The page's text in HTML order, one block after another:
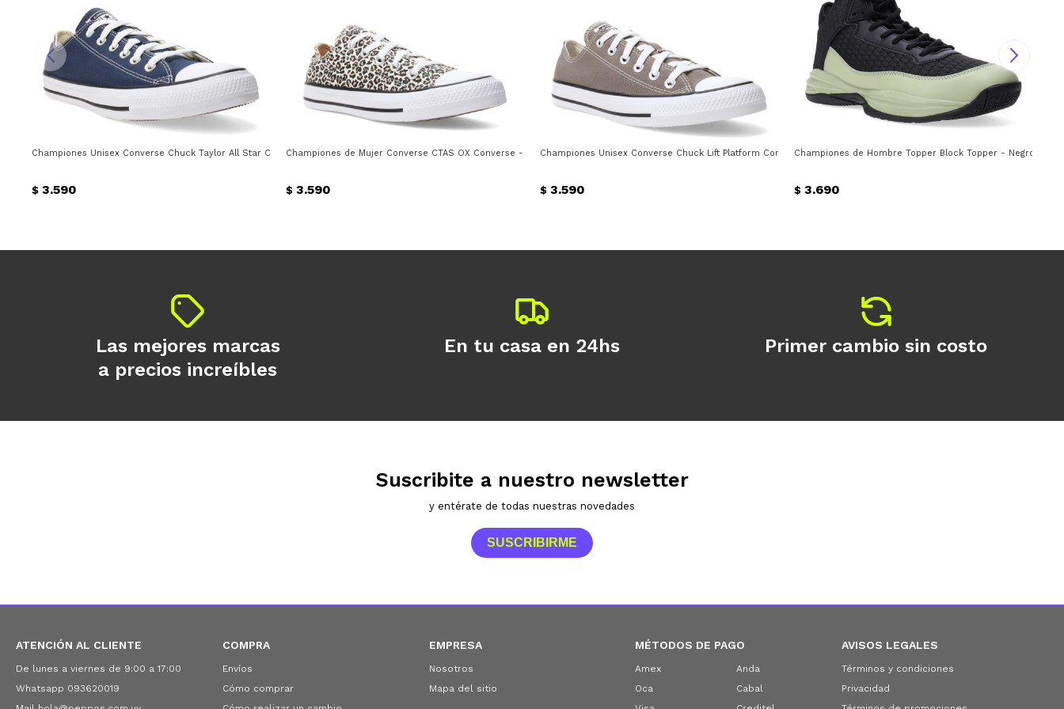
Championes Unisex Converse Chuck Taylor All Star Converse - Azul Marino - Negro - Blanco
$ 3.590
Championes de Mujer Converse CTAS OX Converse - Leopardo
$ 3.590
Championes Unisex Converse Chuck Lift Platform Converse - Taupe
$ 3.590
Championes de Hombre Topper Block Topper - Negro -
$ 3.690
ATENCIÓN AL CLIENTE
De lunes a viernes de 9:00 a 17:00
Whatsapp 093620019
COMPRA
Envíos
Cómo comprar
EMPRESA
Nosotros
Mapa del sitio
MÉTODOS DE PAGO
Amex
Oca
Anda
Cabal
AVISOS LEGALES
Términos y condiciones
Privacidad
Las mejores marcas
a precios increíbles
En tu casa en 24hs Primer cambio sin costo
Suscribite a nuestro newsletter
y entérate de todas nuestras novedades
SUSCRIBIRME